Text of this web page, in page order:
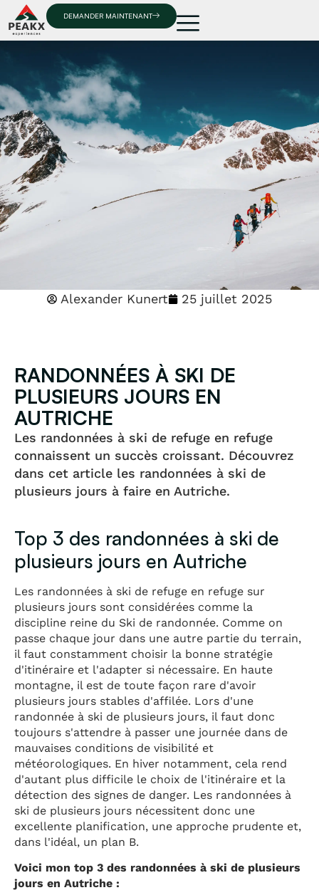
DEMANDER MAINTENANT
Alexander Kunert 25 juillet 2025
RANDONNÉES À SKI DE
PLUSIEURS JOURS EN
AUTRICHE
Les randonnées à ski de refuge en refuge
connaissent un succès croissant. Découvrez
dans cet article les randonnées à ski de
plusieurs jours à faire en Autriche.
Top 3 des randonnées à ski de
plusieurs jours en Autriche
Les randonnées à ski de refuge en refuge sur
plusieurs jours sont considérées comme la
discipline reine du Ski de randonnée. Comme on
passe chaque jour dans une autre partie du terrain,
il faut constamment choisir la bonne stratégie
d'itinéraire et l'adapter si nécessaire. En haute
montagne, il est de toute façon rare d'avoir
plusieurs jours stables d'affilée. Lors d'une
randonnée à ski de plusieurs jours, il faut donc
toujours s'attendre à passer une journée dans de
mauvaises conditions de visibilité et
météorologiques. En hiver notamment, cela rend
d'autant plus difficile le choix de l'itinéraire et la
détection des signes de danger. Les randonnées à
ski de plusieurs jours nécessitent donc une
excellente planification, une approche prudente et,
dans l'idéal, un plan B.
Voici mon top 3 des randonnées à ski de plusieurs
jours en Autriche :